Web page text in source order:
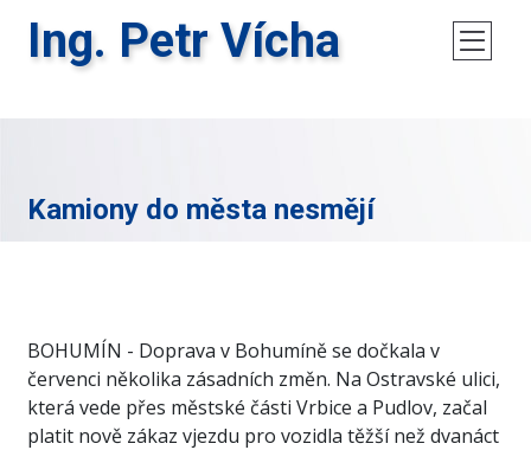
Ing. Petr Vícha
Kamiony do města nesmějí
BOHUMÍN - Doprava v Bohumíně se dočkala v
červenci několika zásadních změn. Na Ostravské ulici,
která vede přes městské části Vrbice a Pudlov, začal
platit nově zákaz vjezdu pro vozidla těžší než dvanáct